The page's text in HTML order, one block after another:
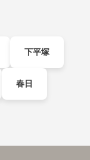
下平塚
春日